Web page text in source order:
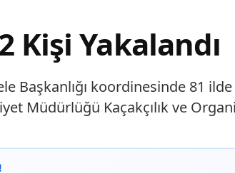
Kişi Yakalandı
Başkanlığı koordinesinde 81
Müdürlüğü Kaçakçılık ve